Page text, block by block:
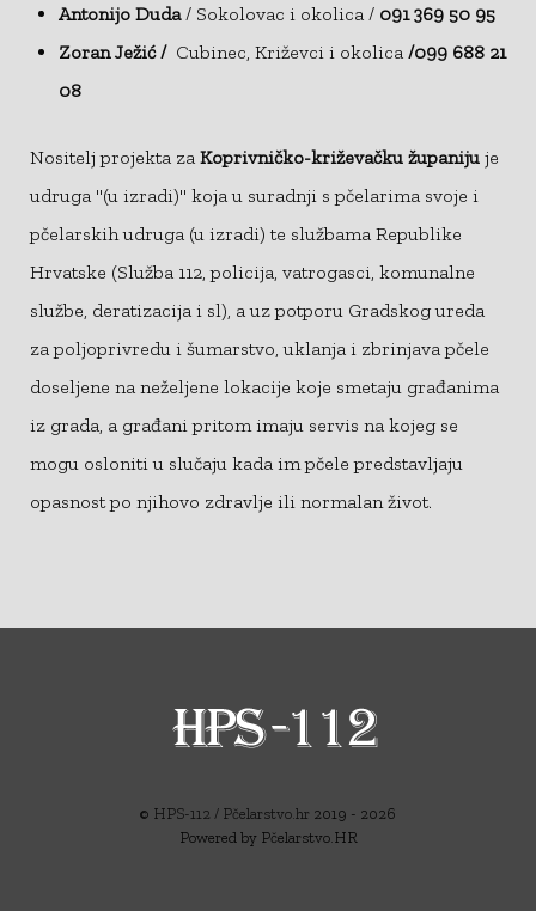
Antonijo Duda/ Sokolovac i okolica / 091 369 50 95
Zoran Ježić / Cubinec, Križevci i okolica /099 688 21
08
Nositelj projekta za Koprivničko-križevačku županiju je
udruga "(u izradi)" koja u suradnji s pčelarima svoje i
pčelarskih udruga (u izradi) te službama Republike
Hrvatske (Služba 112, policija, vatrogasci, komunalne
službe, deratizacija i sl), a uz potporu Gradskog ureda
za poljoprivredu i šumarstvo, uklanja i zbrinjava pčele
doseljene na neželjene lokacije koje smetaju građanima
iz grada, a građani pritom imaju servis na kojeg se
mogu osloniti u slučaju kada im pčele predstavljaju
opasnost po njihovo zdravlje ili normalan život.
© HPS-112 / Pčelarstvo.hr 2019 - 2026
Powered by Pčelarstvo.HR